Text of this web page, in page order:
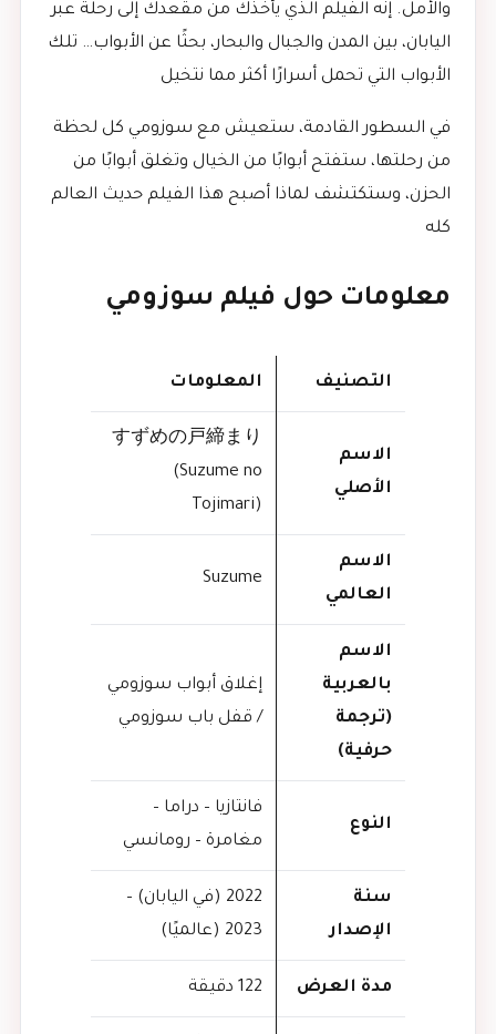
والأمل. إنه الفيلم الذي يأخذك من مقعدك إلى رحلة عبر
اليابان، بين المدن والجبال والبحار، بحثًا عن الأبواب… تلك
الأبواب التي تحمل أسرارًا أكثر مما نتخيل
في السطور القادمة، ستعيش مع سوزومي كل لحظة
من رحلتها، ستفتح أبوابًا من الخيال وتغلق أبوابًا من
الحزن، وستكتشف لماذا أصبح هذا الفيلم حديث العالم
كله
معلومات حول فيلم سوزومي
التصنيف المعلومات
الاسم
الأصلي
すずめの戸締まり
(Suzume no
Tojimari)
الاسم
العالمي
Suzume
الاسم
بالعربية
(ترجمة
حرفية)
إغلاق أبواب سوزومي
/ قفل باب سوزومي
النوع
فانتازيا – دراما –
مغامرة – رومانسي
سنة
الإصدار
2022 (في اليابان) –
2023 (عالميًا)
مدة العرض 122 دقيقة